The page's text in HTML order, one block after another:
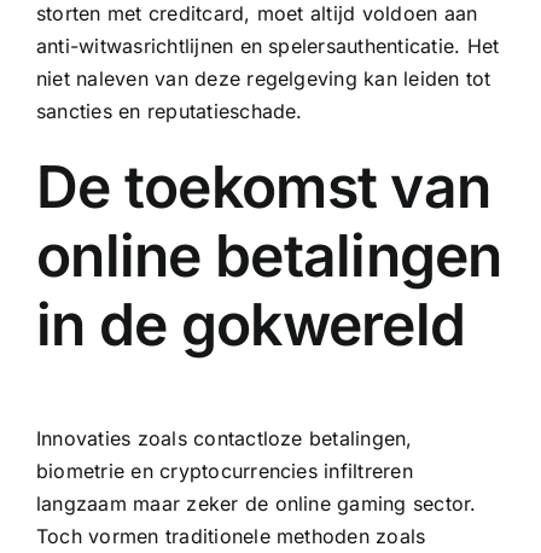
storten met creditcard, moet altijd voldoen aan
anti-witwasrichtlijnen en spelersauthenticatie. Het
niet naleven van deze regelgeving kan leiden tot
sancties en reputatieschade.
De toekomst van
online betalingen
in de gokwereld
Innovaties zoals contactloze betalingen,
biometrie en cryptocurrencies infiltreren
langzaam maar zeker de online gaming sector.
Toch vormen traditionele methoden zoals